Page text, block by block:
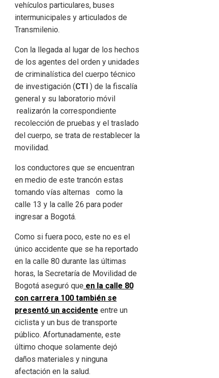
vehículos particulares, buses
intermunicipales y articulados de
Transmilenio.
Con la llegada al lugar de los hechos
de los agentes del orden y unidades
de criminalística del cuerpo técnico
de investigación (CTI ) de la fiscalía
general y su laboratorio móvil
realizarón la correspondiente
recolección de pruebas y el traslado
del cuerpo, se trata de restablecer la
movilidad.
los conductores que se encuentran
en medio de este trancón estas
tomando vías alternas como la
calle 13 y la calle 26 para poder
ingresar a Bogotá.
Como si fuera poco, este no es el
único accidente que se ha reportado
en la calle 80 durante las últimas
horas, la Secretaría de Movilidad de
Bogotá aseguró que en la calle 80
con carrera 100 también se
presentó un accidente entre un
ciclista y un bus de transporte
público. Afortunadamente, este
último choque solamente dejó
daños materiales y ninguna
afectación en la salud.